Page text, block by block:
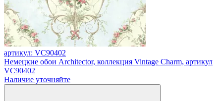
артикул: VC90402
Немецкие обои Architector, коллекция Vintage Charm, артикул
VC90402
Наличие уточняйте